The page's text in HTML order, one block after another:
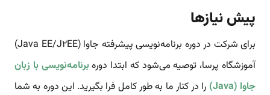
پیش نیازها
برای شرکت در دوره برنامه‌نویسی پیشرفته جاوا (Java EE/J2EE)
آموزشگاه پرسا، توصیه می‌شود که ابتدا دورهبرنامه‌نویسی با زبان
جاوا (Java)
را در کنار ما به طور کامل فرا بگیرید. این دوره‌ به شما